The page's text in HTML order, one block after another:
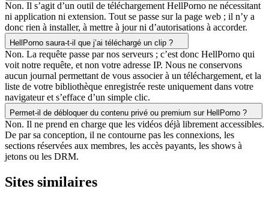
Non. Il s’agit d’un outil de téléchargement HellPorno ne nécessitant
ni application ni extension. Tout se passe sur la page web ; il n’y a
donc rien à installer, à mettre à jour ni d’autorisations à accorder.
HellPorno saura-t-il que j’ai téléchargé un clip ?
Non. La requête passe par nos serveurs ; c’est donc HellPorno qui
voit notre requête, et non votre adresse IP. Nous ne conservons
aucun journal permettant de vous associer à un téléchargement, et la
liste de votre bibliothèque enregistrée reste uniquement dans votre
navigateur et s’efface d’un simple clic.
Permet-il de débloquer du contenu privé ou premium sur HellPorno ?
Non. Il ne prend en charge que les vidéos déjà librement accessibles.
De par sa conception, il ne contourne pas les connexions, les
sections réservées aux membres, les accès payants, les shows à
jetons ou les DRM.
Sites similaires